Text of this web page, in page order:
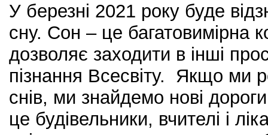
У березні 2021 року буде
сну. Сон – це багатовимірна
дозволяє заходити в інші
пізнання Всесвіту. Якщо ми
снів, ми знайдемо нові
це будівельники, вчителі і